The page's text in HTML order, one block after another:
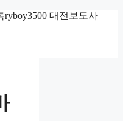
ryboy3500 대전보도사